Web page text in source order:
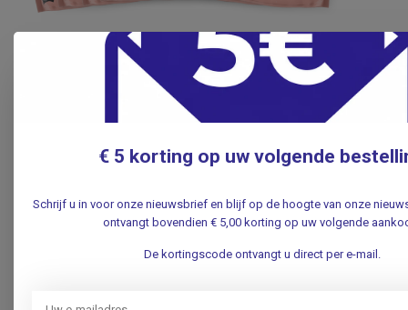
Gekolfde/ gekoelde Melk Gebruiken
Ontdooi de melk bij voorkeur in de koelkast of onder
Is de melk ontdooid tot kamertemperatuur, dan kun je
Warm de melk au bain-marie of met een
flessenwarmer op.
Hoeveel Heeft Je Baby Nodig?
€ 5 korting op uw volgende
Schrijf u in voor onze nieuwsbrief en blijf op de hoogte van onze
ontvangt bovendien € 5,00 korting op uw volgende
De kortingscode ontvangt u direct per e-mail.